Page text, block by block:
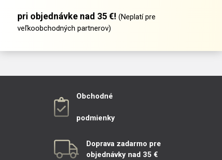
pri objednávke nad 35 €! (Neplatí pre
veľkoobchodných partnerov)
Obchodné
podmienky
Doprava zadarmo pre
objednávky nad 35 €